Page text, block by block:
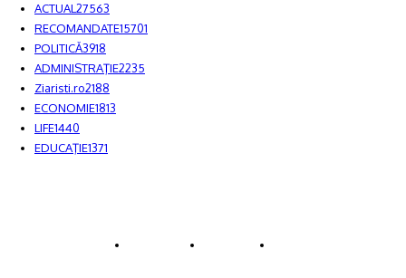
ACTUAL 27563
RECOMANDATE15701
POLITICĂ3918
ADMINISTRAŢIE2235
Ziaristi.ro2188
ECONOMIE1813
LIFE1440
EDUCAŢIE1371